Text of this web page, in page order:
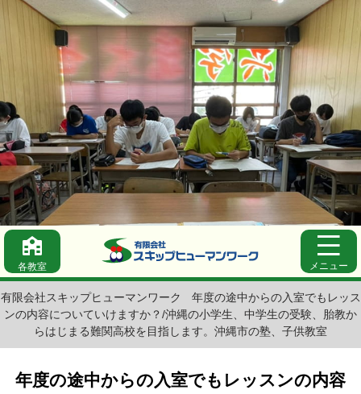
各教室 メニュー
有限会社スキップヒューマンワーク
年度の途中からの入室でもレッス
ンの内容についていけますか？/沖縄の小学生、中学生の受験、胎教か
らはじまる難関高校を目指します。沖縄市の塾、子供教室
年度の途中からの入室でもレッスンの内容